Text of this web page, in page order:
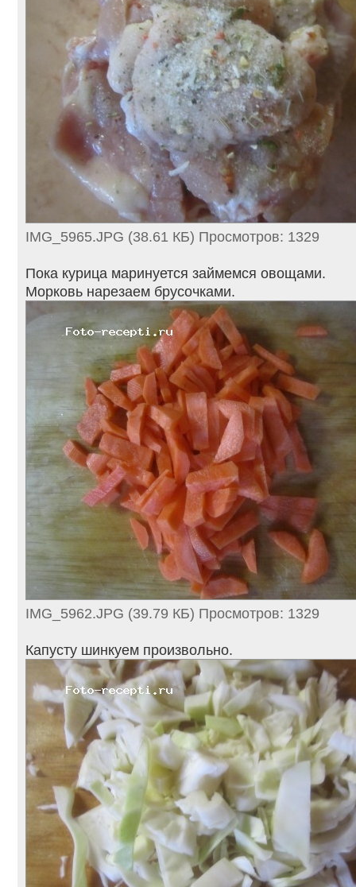
IMG_5965.JPG (38.61 КБ) Просмотров: 1329
Пока курица маринуется займемся овощами.
Морковь нарезаем брусочками.
IMG_5962.JPG (39.79 КБ) Просмотров: 1329
Капусту шинкуем произвольно.